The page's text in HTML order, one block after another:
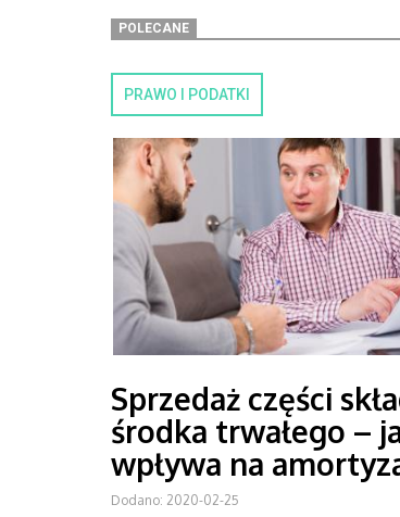
POLECANE
PRAWO I PODATKI
Sprzedaż części
środka trwałego –
wpływa na
Dodano: 2020-02-25